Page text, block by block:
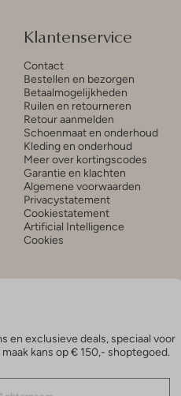
Klantenservice
Contact
Bestellen en bezorgen
Betaalmogelijkheden
Ruilen en retourneren
Retour aanmelden
Schoenmaat en onderhoud
Kleding en onderhoud
Meer over kortingscodes
Garantie en klachten
Algemene voorwaarden
Privacystatement
Cookiestatement
Artificial Intelligence
Cookies
en exclusieve deals, speciaal voor
kans op € 150,- shoptegoed.